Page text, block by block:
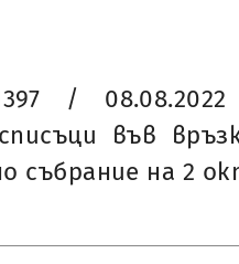
/
във
събрание на 2